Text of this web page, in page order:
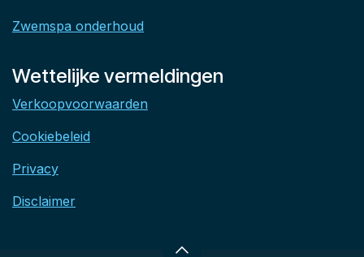
Zwemspa onderhoud
Wettelijke vermeldingen
Verkoopvoorwaarden
Cookiebeleid
Privacy
Disclaimer